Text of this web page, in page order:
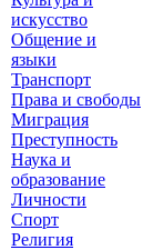
искусство
Общение и
языки
Транспорт
Права и свободы
Миграция
Преступность
Наука и
образование
Личности
Спорт
Религия